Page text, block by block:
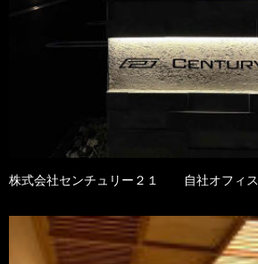
株式会社センチュリー２１ 自社オフィス